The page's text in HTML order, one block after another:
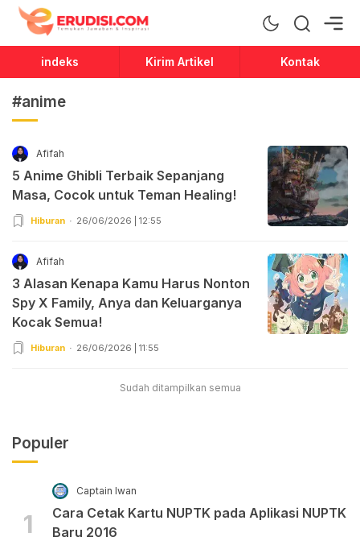
Erudisi
Temukan Jawaban dan Inspirasi
indeks Kirim Artikel Kontak
#anime
Afifah
5 Anime Ghibli Terbaik Sepanjang
Masa, Cocok untuk Teman Healing!
Hiburan 26/06/2026 | 12:55
Afifah
3 Alasan Kenapa Kamu Harus Nonton
Spy X Family, Anya dan Keluarganya
Kocak Semua!
Hiburan 26/06/2026 | 11:55
Sudah ditampilkan semua
Populer
1
Captain Iwan
Cara Cetak Kartu NUPTK pada Aplikasi NUPTK
Baru 2016